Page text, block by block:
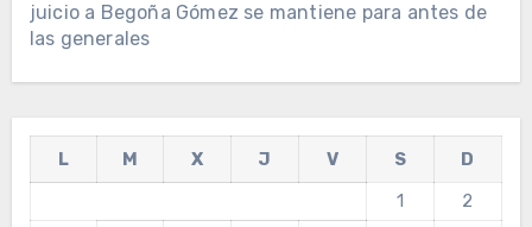
juicio a Begoña Gómez se mantiene para antes de
las generales
L M X J V S
D
1
2